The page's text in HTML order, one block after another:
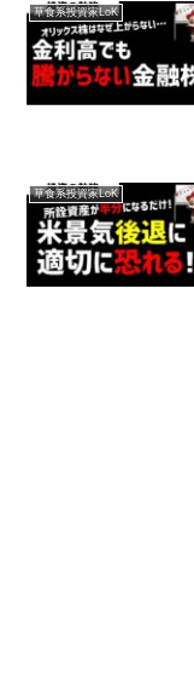
草食系投資家LoK
草食系投資家LoK